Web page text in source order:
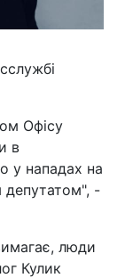
Офісу
в
у нападах на
-
люди
Кулик